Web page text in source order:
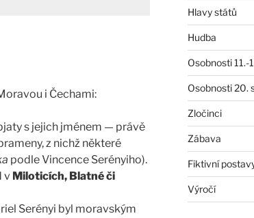
i Čechami:
s jejich jménem — právě
z nichž některé
podle Vincence Serényiho).
v Miloticích, Blatné či
Serényi byl moravským
Hlavy států
Hudba
Osobnosti 11.-
Osobnosti 20.
Zločinci
Zábava
Fiktivní
Výročí